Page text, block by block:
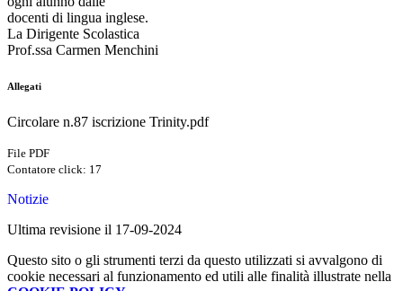
docenti di lingua inglese.
La Dirigente Scolastica
Prof.ssa Carmen Menchini
Allegati
Circolare n.87 iscrizione Trinity.pdf
File PDF
Contatore click: 17
Notizie
Ultima revisione il 17-09-2024
Questo sito o gli strumenti terzi da questo utilizzati si avvalgono di
cookie necessari al funzionamento ed utili alle finalità illustrate nella